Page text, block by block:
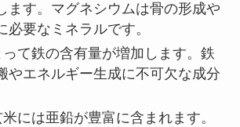
ます。マグネシウムは骨の形成や
必要なミネラルです。
て鉄の含有量が増加します。鉄
やエネルギー生成に不可欠な成分
には亜鉛が豊富に含まれます。